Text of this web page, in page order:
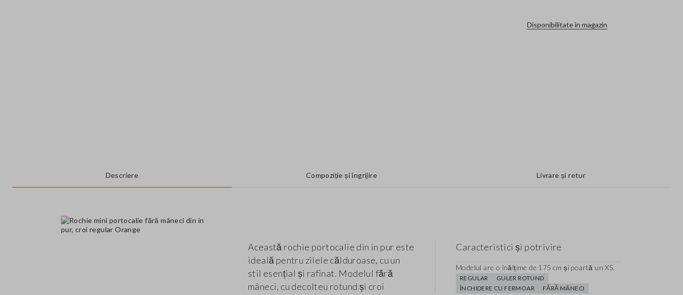
Disponibilitate în magazin
Descriere Compoziție și îngrijire Livrare și retur
Această rochie portocalie din in pur este
ideală pentru zilele călduroase, cu un
stil esențial și rafinat. Modelul fără
mâneci, cu decolteu rotund și croi
Caracteristici și potrivire
Modelul are o înălțime de 175 cm și poartă un XS.
REGULAR
GULER ROTUND
ÎNCHIDERE CU FERMOAR
FĂRĂ MÂNECI